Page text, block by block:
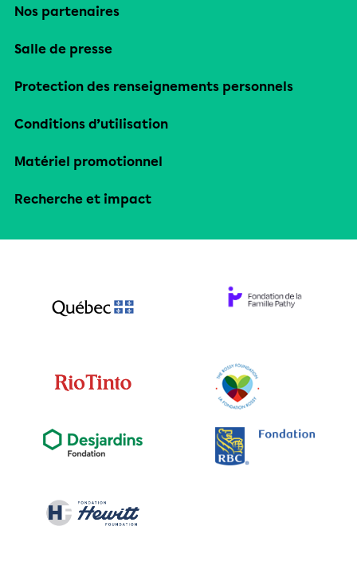
Nos partenaires
Salle de presse
Protection des renseignements personnels
Conditions d’utilisation
Matériel promotionnel
Recherche et impact